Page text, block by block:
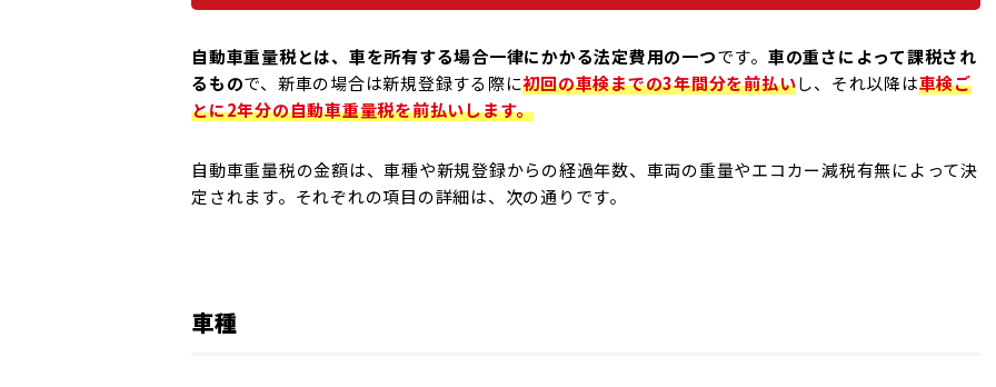
自動車重量税とは、車を所有する場合一律にかかる法定費用の一つです。 車の重さによって課税され
るもので、新車の場合は新規登録する際に初回の車検までの3年間分を前払いし、それ以降は車検ご
とに2年分の自動車重量税を前払いします。
自動車重量税の金額は、車種や新規登録からの経過年数、車両の重量やエコカー減税有無によって決
定されます。それぞれの項目の詳細は、次の通りです。
車種